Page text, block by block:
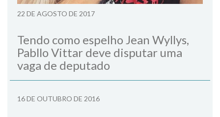
22 DE AGOSTO DE 2017
Tendo como espelho Jean Wyllys,
Pabllo Vittar deve disputar uma
vaga de deputado
16 DE OUTUBRO DE 2016